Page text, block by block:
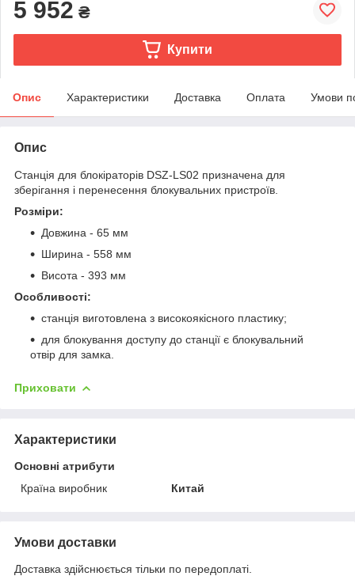
5 952 ₴
Купити
Опис Характеристики Доставка Оплата Умови
Опис
Станція для блокіраторів DSZ-LS02 призначена для
зберігання і перенесення блокувальних пристроїв.
Розміри:
Довжина - 65 мм
Ширина - 558 мм
Висота - 393 мм
Особливості:
станція виготовлена з високоякісного пластику;
для блокування доступу до станції є блокувальний
отвір для замка.
Приховати
Характеристики
Основні атрибути
Країна виробник
Китай
Умови доставки
Доставка здійснюється тільки по передоплаті.